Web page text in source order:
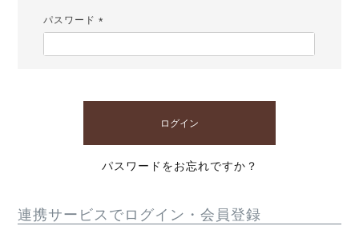
パスワード
ログイン
パスワードをお忘れですか？
連携サービスでログイン・会員登録